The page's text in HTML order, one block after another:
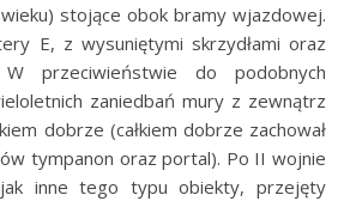
stojące obok bramy wjazdowej.
E, z wysuniętymi skrzydłami oraz
przeciwieństwie do podobnych
zaniedbań mury z zewnątrz
dobrze (całkiem dobrze zachował
tympanon oraz portal). Po II wojnie
inne tego typu obiekty, przejęty